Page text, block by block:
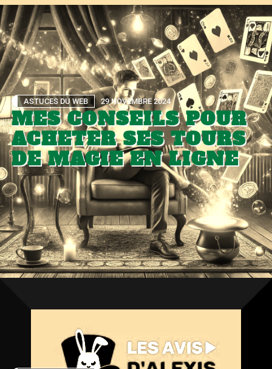
ASTUCES DU WEB 29 NOVEMBRE 2024
MES CONSEILS POUR
ACHETER SES TOURS
DE MAGIE EN LIGNE